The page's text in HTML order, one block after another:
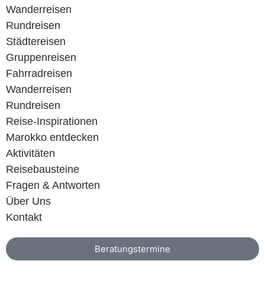
Wanderreisen
Rundreisen
Städtereisen
Gruppenreisen
Fahrradreisen
Wanderreisen
Rundreisen
Reise-Inspirationen
Marokko entdecken
Aktivitäten
Reisebausteine
Fragen & Antworten
Über Uns
Kontakt
Beratungstermine